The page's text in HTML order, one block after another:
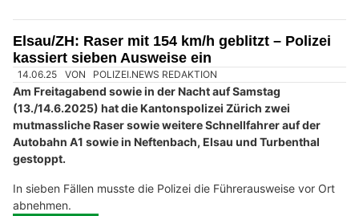
Elsau/ZH: Raser mit 154 km/h geblitzt – Polizei
kassiert sieben Ausweise ein
14.06.25 VON POLIZEI.NEWS REDAKTION
Am Freitagabend sowie in der Nacht auf Samstag
(13./14.6.2025) hat die Kantonspolizei Zürich zwei
mutmassliche Raser sowie weitere Schnellfahrer auf der
Autobahn A1 sowie in Neftenbach, Elsau und Turbenthal
gestoppt.
In sieben Fällen musste die Polizei die Führerausweise vor Ort
abnehmen.